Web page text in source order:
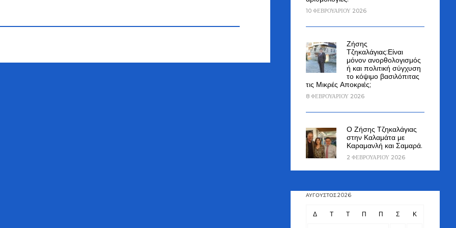
10 ΦΕΒΡΟΥΑΡΊΟΥ 2026
Ζήσης
Τζηκαλάγιας:Είναι
μόνον ανορθολογισμός
ή και πολιτική σύγχυση
το κόψιμο βασιλόπιτας
τις Μικρές Αποκριές;
8 ΦΕΒΡΟΥΑΡΊΟΥ 2026
Ο Ζήσης Τζηκαλάγιας
στην Καλαμάτα με
Καραμανλή και Σαμαρά.
2 ΦΕΒΡΟΥΑΡΊΟΥ 2026
ΑΎΓΟΥΣΤΟΣ 2026
Δ Τ Τ Π Π Σ Κ